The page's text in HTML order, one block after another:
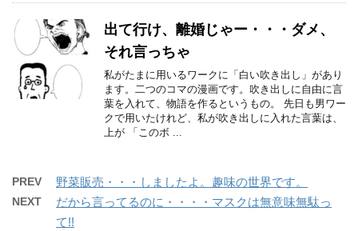
出て行け、離婚じゃー・・・ダメ、
それ言っちゃ
私がたまに用いるワークに「白い吹き出し」があり
ます。二つのコマの漫画です。吹き出しに自由に言
葉を入れて、物語を作るというもの。 先日も男ワー
クで用いたけれど、私が吹き出しに入れた言葉は、
上が 「このボ ...
PREV 野菜販売・・・しましたよ。趣味の世界です。
NEXT
だから言ってるのに・・・・マスクは無意味無駄っ
て!!